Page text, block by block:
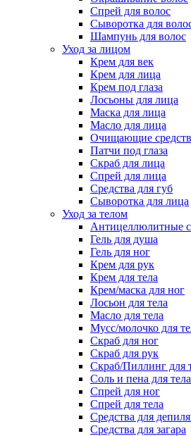
Спрей для волос
Сыворотка для
Шампунь для волос
Уход за лицом
Крем для век
Крем для лица
Крем под глаза
Лосьоны для лица
Маска для лица
Масло для лица
Очищающие
Патчи под глаза
Скраб для лица
Спрей для лица
Средства для губ
Сыворотка для лица
Уход за телом
Антицеллюлитные
Гель для душа
Гель для ног
Крем для рук
Крем для тела
Крем/маска для ног
Лосьон для тела
Масло для тела
Мусс/молочко для
Скраб для ног
Скраб для рук
Скраб/Пиллинг для
Соль и пена для тела
Спрей для ног
Спрей для тела
Средства для
Средства для загара